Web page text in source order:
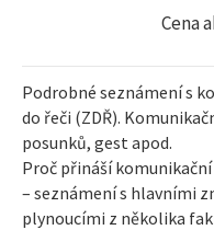
Cena
Podrobné seznámení s
do řeči (ZDŘ).
posunků, gest apod.
Proč přináší
– seznámení s hlavními
plynoucími z několika